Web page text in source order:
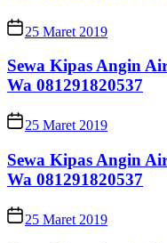
25 Maret 2019
Sewa Kipas Angin
Wa 081291820537
25 Maret 2019
Sewa Kipas Angin
Wa 081291820537
25 Maret 2019